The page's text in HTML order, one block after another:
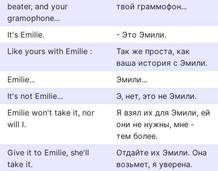
beater, and your
gramophone...
твой граммофон...
It's Emilie.
- Это Эмили.
Like yours with Emilie :
Так же проста, как
ваша история с Эмили.
Emilie...
Эмили...
It's not Emilie...
Э, нет, это не Эмили.
Emilie won't take it, nor
will I.
Я взял их для Эмили, ей
они не нужны, мне -
тем более.
Give it to Emilie, she'll
take it.
Отдайте их Эмили. Она
возьмет, я уверена.